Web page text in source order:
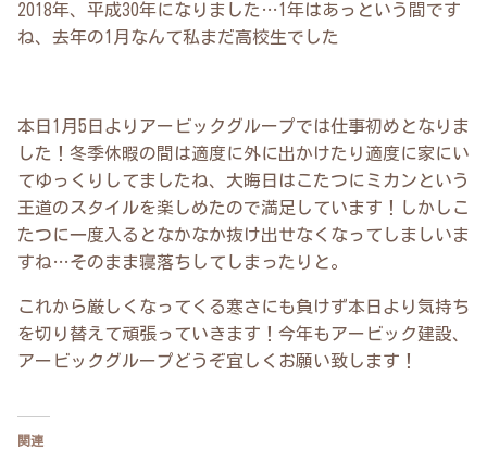
2018年、平成30年になりました…1年はあっという間です
ね、去年の1月なんて私まだ高校生でした
本日1月5日よりアービックグループでは仕事初めとなりま
した！冬季休暇の間は適度に外に出かけたり適度に家にい
てゆっくりしてましたね、大晦日はこたつにミカンという
王道のスタイルを楽しめたので満足しています！しかしこ
たつに一度入るとなかなか抜け出せなくなってしましいま
すね…そのまま寝落ちしてしまったりと。
これから厳しくなってくる寒さにも負けず本日より気持ち
を切り替えて頑張っていきます！今年もアービック建設、
アービックグループどうぞ宜しくお願い致します！
関連